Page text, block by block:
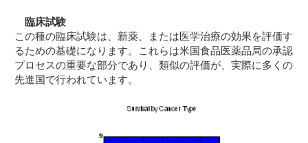
臨床試験
この種の臨床試験は、新薬、または医学治療の効果を評価す
るための基礎になります。これらは米国食品医薬品局の承認
プロセスの重要な部分であり、類似の評価が、実際に多くの
先進国で行われています。